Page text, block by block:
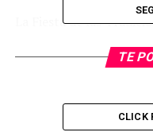
La Fiesta de las
tradiciones y compartir
que no te pierdas
TE
CLICK